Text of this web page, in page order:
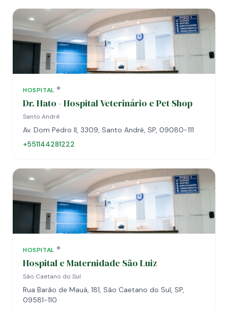
HOSPITAL
Dr. Hato - Hospital Veterinário e Pet Shop
Santo André
Av. Dom Pedro II, 3309, Santo André, SP, 09080-111
+551144281222
HOSPITAL
Hospital e Maternidade São Luiz
São Caetano do Sul
Rua Barão de Mauá, 181, São Caetano do Sul, SP,
09581-110